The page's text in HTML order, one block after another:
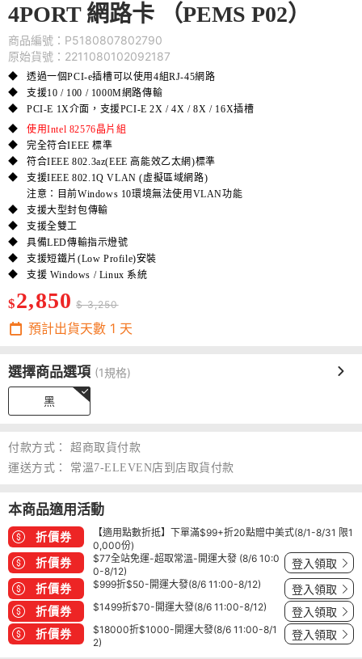
4PORT 網路卡 （PEMS P02）
商品編號：P5180807802790
原始貨號：2211080102092187
◆
透過一個PCI-e插槽可以使用4組RJ-45網路
◆
支援10 / 100 / 1000M網路傳輸
◆
PCI-E 1X介面，支援PCI-E 2X / 4X / 8X / 16X插槽
◆
使用Intel 82576晶片組
◆
完全符合IEEE 標準
◆
符合IEEE 802.3az(EEE 高能效乙太網)標準
◆
支援IEEE 802.1Q VLAN (虛擬區域網路)
注意：目前Windows 10環境無法使用VLAN功能
◆
支援大型封包傳輸
◆
支援全雙工
◆
具備LED傳輸指示燈號
◆
支援短鐵片(Low Profile)安裝
◆
支援 Windows / Linux 系統
$2,850 $ 3,250
預計出貨天數 1 天
選擇商品選項 (1規格)
黑
付款方式：
超商取貨付款
運送方式：
常溫7-ELEVEN店到店取貨付款
本商品適用活動
折價券
【適用點數折抵】下單滿$99+折20點贈中美式(8/1-8/31 限1
0,000份)
折價券
$77全站免運-超取常溫-開運大發 (8/6 10:0
0-8/12)
登入領取
折價券 $999折$50-開運大發(8/6 11:00-8/12) 登入領取
折價券 $1499折$70-開運大發(8/6 11:00-8/12) 登入領取
折價券
$18000折$1000-開運大發(8/6 11:00-8/1
2)
登入領取